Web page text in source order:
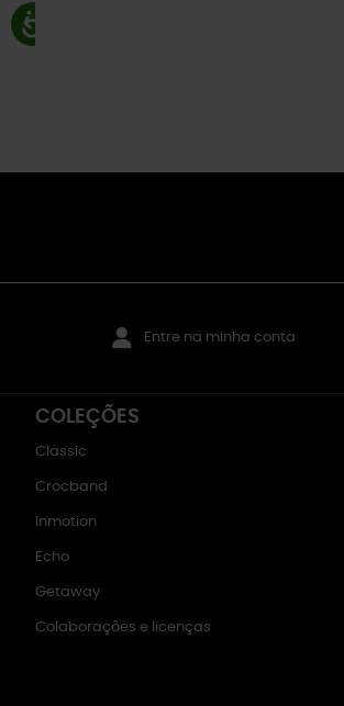
Entre na minha conta
COLEÇÕES
Classic
Crocband
Inmotion
Echo
Getaway
Colaborações e licenças